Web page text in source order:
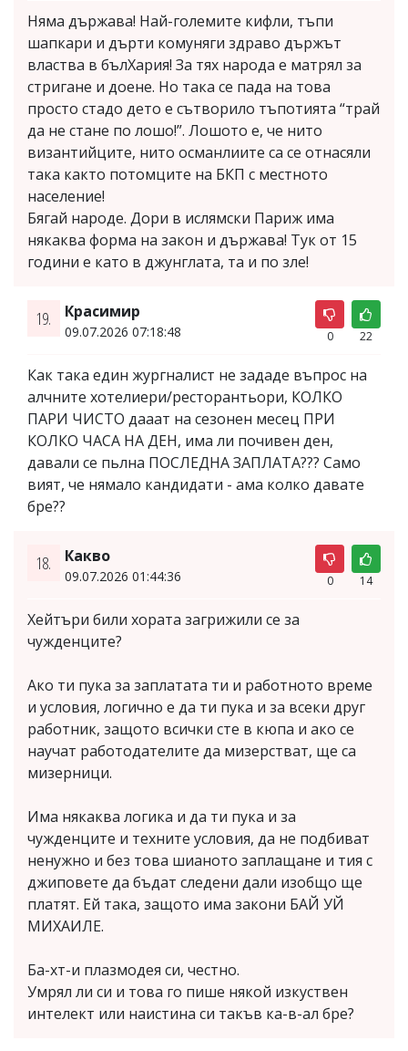
Няма държава! Най-големите кифли, тъпи
шапкари и дърти комуняги здраво държът
властва в бълХария! За тях народа е матрял за
стригане и доене. Но така се пада на това
просто стадо дето е сътворило тъпотията “трай
да не стане по лошо!”. Лошото е, че нито
византийците, нито османлиите са се отнасяли
така както потомците на БКП с местното
население!
Бягай народе. Дори в ислямски Париж има
някаква форма на закон и държава! Тук от 15
години е като в джунглата, та и по зле!
19. Красимир
09.07.2026 07:18:48 0 22
Как така един жургналист не зададе въпрос на
алчните хотелиери/ресторантьори, КОЛКО
ПАРИ ЧИСТО дааат на сезонен месец ПРИ
КОЛКО ЧАСА НА ДЕН, има ли почивен ден,
давали се пьлна ПОСЛЕДНА ЗАПЛАТА??? Само
вият, че нямало кандидати - ама колко давате
бре??
18. Какво
09.07.2026 01:44:36 0 14
Хейтъри били хората загрижили се за
чужденците?
Ако ти пука за заплатата ти и работното време
и условия, логично е да ти пука и за всеки друг
работник, защото всички сте в кюпа и ако се
научат работодателите да мизерстват, ще са
мизерници.
Има някаква логика и да ти пука и за
чужденците и техните условия, да не подбиват
ненужно и без това шианото заплащане и тия с
джиповете да бъдат следени дали изобщо ще
платят. Ей така, защото има закони БАЙ УЙ
МИХАИЛЕ.
Ба-хт-и плазмодея си, честно.
Умрял ли си и това го пише някой изкуствен
интелект или наистина си такъв ка-в-ал бре?